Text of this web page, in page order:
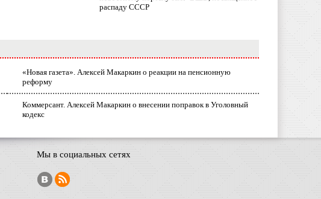
распаду СССР
«Новая газета». Алексей Макаркин о реакции на пенсионную
реформу
Коммерсант. Алексей Макаркин о внесении поправок в Уголовный
кодекс
Мы в социальных сетях